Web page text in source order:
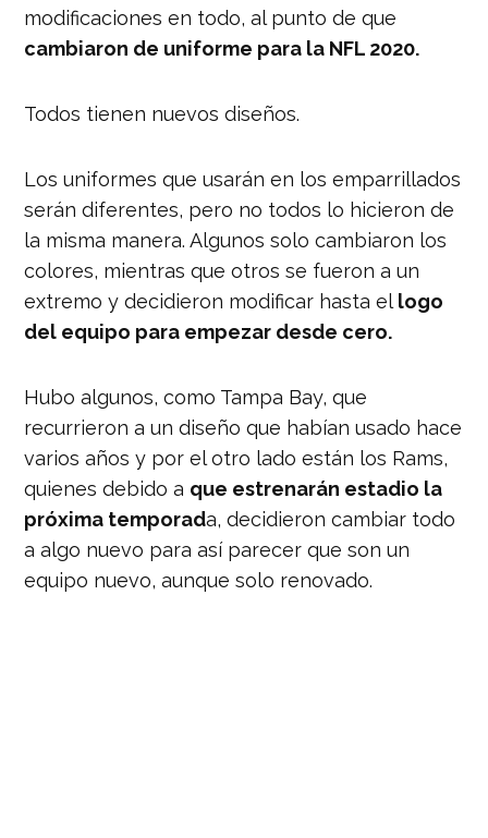
modificaciones en todo, al punto de que
cambiaron de uniforme para la NFL 2020.
Todos tienen nuevos diseños.
Los uniformes que usarán en los emparrillados
serán diferentes, pero no todos lo hicieron de
la misma manera. Algunos solo cambiaron los
colores, mientras que otros se fueron a un
extremo y decidieron modificar hasta el logo
del equipo para empezar desde cero.
Hubo algunos, como Tampa Bay, que
recurrieron a un diseño que habían usado hace
varios años y por el otro lado están los Rams,
quienes debido a que estrenarán estadio la
próxima temporada, decidieron cambiar todo
a algo nuevo para así parecer que son un
equipo nuevo, aunque solo renovado.